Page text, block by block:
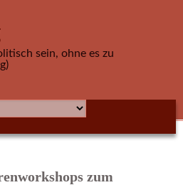
sein, ohne es zu
zum